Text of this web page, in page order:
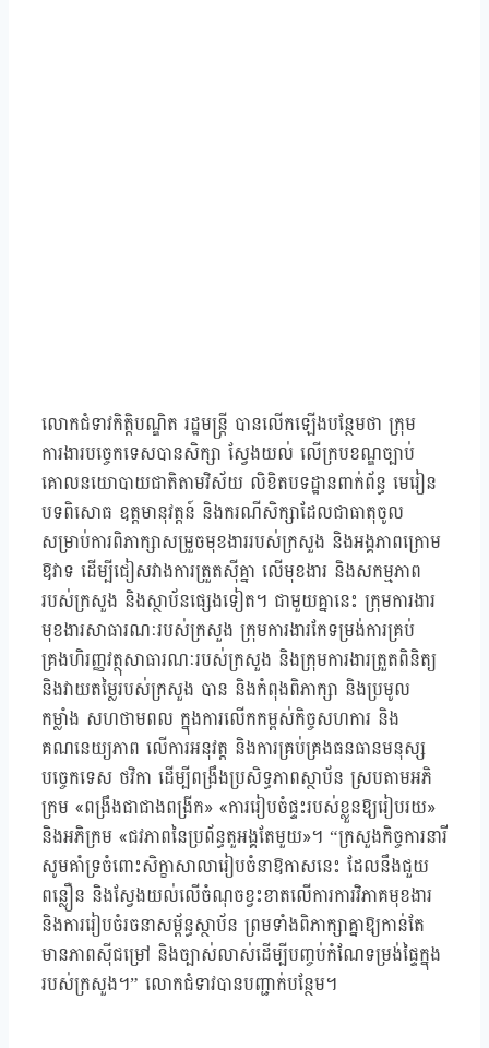
លោកជំទាវកិត្តិបណ្ឌិត រដ្ឋមន្ត្រី បានលើកឡើងបន្ថែមថា ក្រុម
ការងារបច្ចេកទេសបានសិក្សា ស្វែងយល់ លើក្របខណ្ឌច្បាប់
គោលនយោបាយជាតិតាមវិស័យ លិខិតបទដ្ឋានពាក់ព័ន្ធ មេរៀន
បទពិសោធ ឧត្តមានុវត្តន៍ និងករណីសិក្សាដែលជាធាតុចូល
សម្រាប់ការពិភាក្សាសម្រួចមុខងាររបស់ក្រសួង និងអង្គភាពក្រោម
ឱវាទ ដើម្បីជៀសវាងការត្រួតស៊ីគ្នា លើមុខងារ និងសកម្មភាព
របស់ក្រសួង និងស្ថាប័នផ្សេងទៀត។ ជាមួយគ្នានេះ ក្រុមការងារ
មុខងារសាធារណៈរបស់ក្រសួង ក្រុមការងារកែទម្រង់ការគ្រប់
គ្រងហិរញ្ញវត្ថុសាធារណៈរបស់ក្រសួង និងក្រុមការងារត្រួតពិនិត្យ
និងវាយតម្លៃរបស់ក្រសួង បាន និងកំពុងពិភាក្សា និងប្រមូល
កម្លាំង សហថាមពល ក្នុងការលើកកម្ពស់កិច្ចសហការ និង
គណនេយ្យភាព លើការអនុវត្ត និងការគ្រប់គ្រងធនធានមនុស្ស
បច្ចេកទេស ថវិកា ដើម្បីពង្រឹងប្រសិទ្ធភាពស្ថាប័ន ស្របតាមអភិ
ក្រម «ពង្រឹងជាជាងពង្រីក» «ការរៀបចំផ្ទះរបស់ខ្លួនឱ្យរៀបរយ»
និងអភិក្រម «ជវភាពនៃប្រព័ន្ធតួអង្គតែមួយ»។ “ក្រសួងកិច្ចការនារី
សូមគាំទ្រចំពោះសិក្ខាសាលារៀបចំនាឱកាសនេះ ដែលនឹងជួយ
ពន្លឿន និងស្វែងយល់លើចំណុចខ្វះខាតលើការការវិភាគមុខងារ
និងការរៀបចំរចនាសម្ព័ន្ធស្ថាប័ន ព្រមទាំងពិភាក្សាគ្នាឱ្យកាន់តែ
មានភាពស៊ីជម្រៅ និងច្បាស់លាស់ដើម្បីបញ្ចប់កំណែទម្រង់ផ្ទៃក្នុង
របស់ក្រសួង។” លោកជំទាវបានបញ្ជាក់បន្ថែម។